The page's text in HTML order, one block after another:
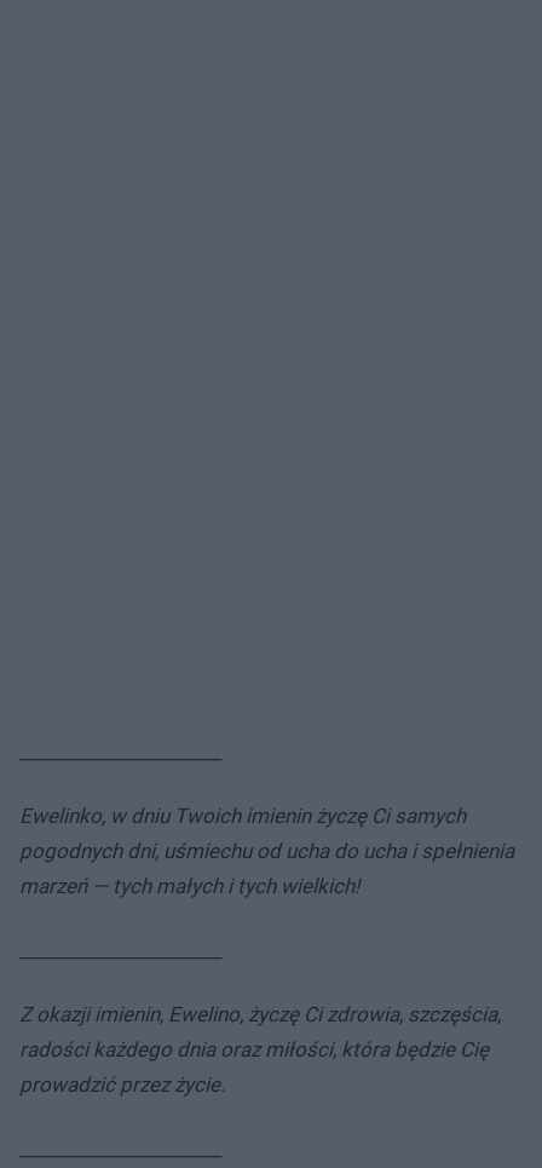
Ewelinko, w dniu Twoich imienin życzę Ci samych
pogodnych dni, uśmiechu od ucha do ucha i spełnienia
marzeń — tych małych i tych wielkich!
Z okazji imienin, Ewelino, życzę Ci zdrowia, szczęścia,
radości każdego dnia oraz miłości, która będzie Cię
prowadzić przez życie.